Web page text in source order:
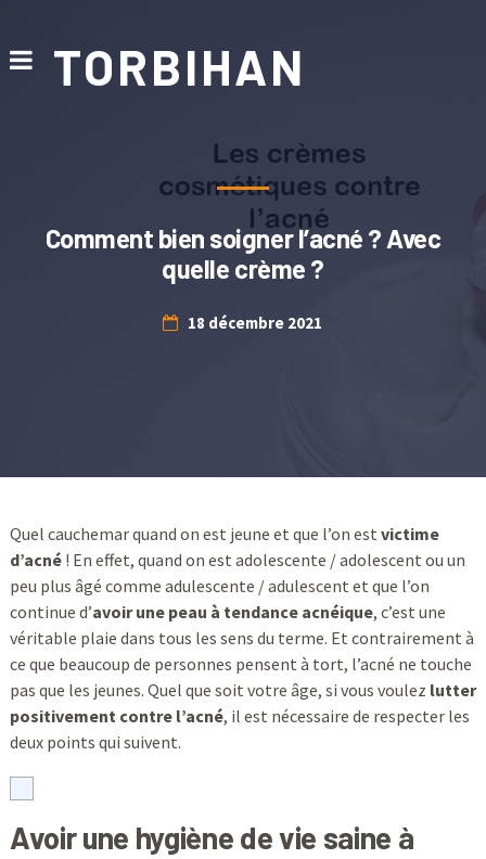
TORBIHAN
Comment bien soigner l’acné ? Avec
quelle crème ?
18 décembre 2021
Quel cauchemar quand on est jeune et que l’on est victime
d’acné! En effet, quand on est adolescente / adolescent ou un
peu plus âgé comme adulescente / adulescent et que l’on
continue d’avoir une peau à tendance acnéique, c’est une
véritable plaie dans tous les sens du terme. Et contrairement à
ce que beaucoup de personnes pensent à tort, l’acné ne touche
pas que les jeunes. Quel que soit votre âge, si vous voulez lutter
positivement contre l’acné, il est nécessaire de respecter les
deux points qui suivent.
Avoir une hygiène de vie saine à